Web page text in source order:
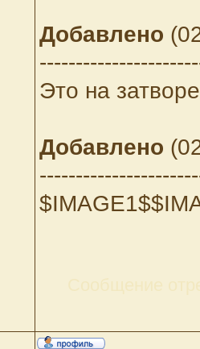
Добавлено
Это на
Добавлено